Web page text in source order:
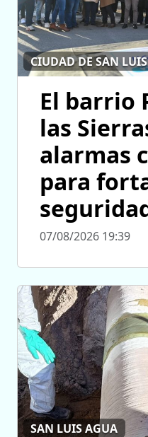
CIUDAD DE SAN LUIS
El barrio
las
alarmas
para
07/08/2026 19:39
SAN LUIS AGUA